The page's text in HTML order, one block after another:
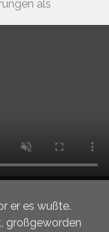
er es wußte.
großgeworden